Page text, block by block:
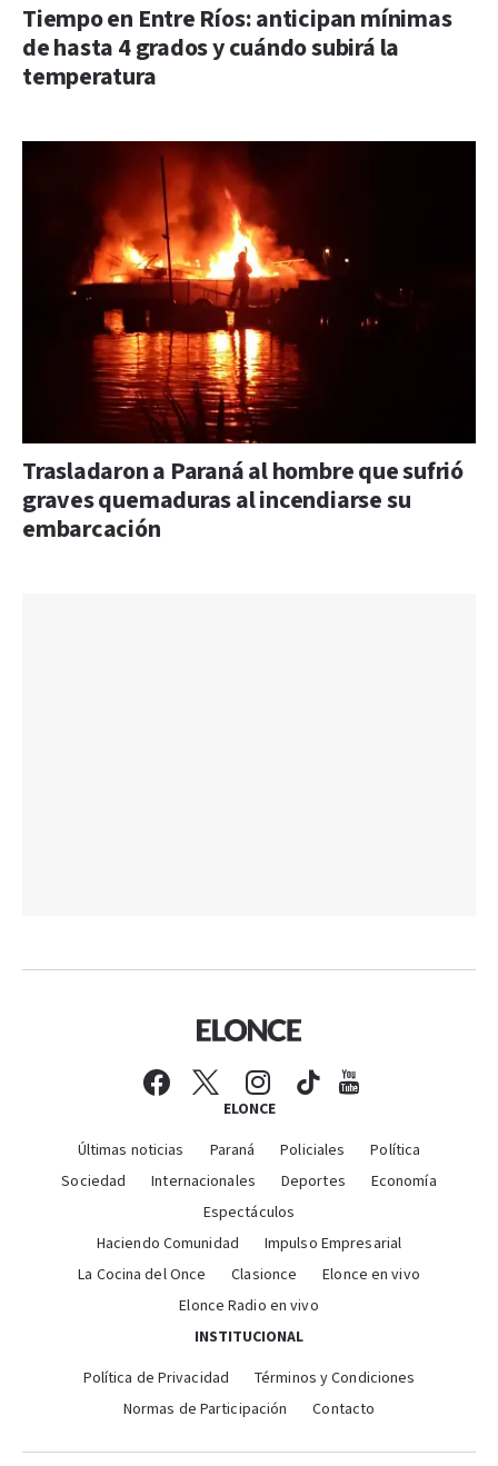
Tiempo en Entre Ríos: anticipan mínimas
de hasta 4 grados y cuándo subirá la
temperatura
Trasladaron a Paraná al hombre que sufrió
graves quemaduras al incendiarse su
embarcación
ELONCE
Últimas noticias Paraná Policiales
Política
Sociedad
Internacionales Deportes
Economía
Espectáculos
Haciendo Comunidad
Impulso Empresarial
La Cocina del Once
Clasionce
Elonce en vivo
Elonce Radio en vivo
INSTITUCIONAL
Política de Privacidad
Términos y Condiciones
Normas de Participación
Contacto